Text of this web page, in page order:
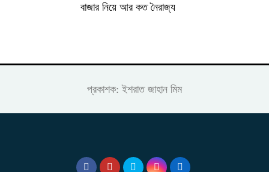
বাজার নিয়ে আর কত নৈরাজ্য
প্রকাশক: ইশরাত জাহান মিম